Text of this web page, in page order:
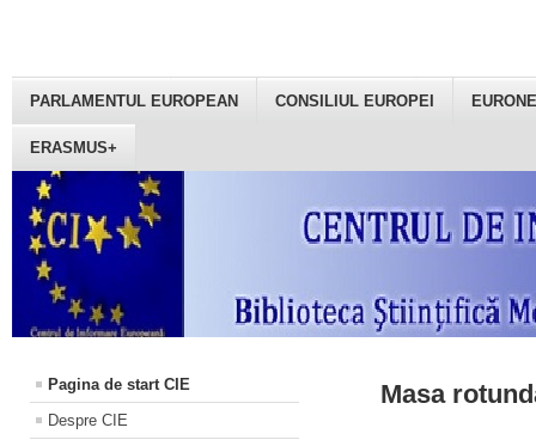
PARLAMENTUL EUROPEAN CONSILIUL EUROPEI
ERASMUS+
Pagina de start CIE
Despre CIE
Masa